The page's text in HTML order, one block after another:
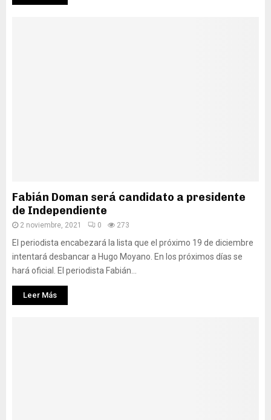
Fabián Doman será candidato a presidente
de Independiente
2 noviembre, 2021 0 273
El periodista encabezará la lista que el próximo 19 de diciembre
intentará desbancar a Hugo Moyano. En los próximos días se
hará oficial. El periodista Fabián...
Leer Más